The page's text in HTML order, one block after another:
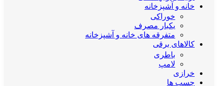
خانه و آشپزخانه
خوراکی
یکبار مصرف
متفرقه های خانه و آشپزخانه
کالاهای برقی
باطری
لامپ
خرازی
چسب ها